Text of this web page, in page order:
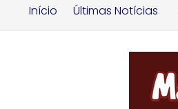
Início Últimas Notícias